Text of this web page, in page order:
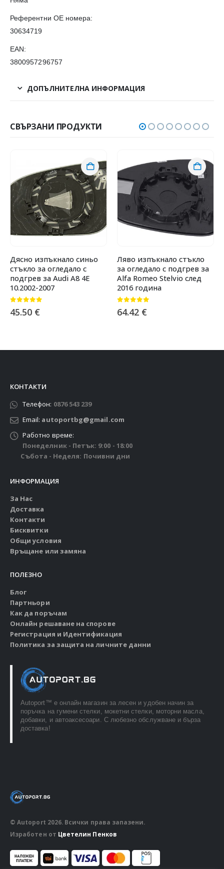
Референтни OE номера:
30634719
EAN:
3800957296757
ДОПЪЛНИТЕЛНА ИНФОРМАЦИЯ
СВЪРЗАНИ ПРОДУКТИ
Дясно изпъкнало синьо
стъкло за огледало с
подгрев за Audi A8 4E
10.2002-2007
45.50 €
Ляво изпъкнало стъкло
за огледало с подгрев за
Alfa Romeo Stelvio след
2016 година
64.42 €
КОНТАКТИ
Телефон: 0876 543 239
Email: autoportbg@gmail.com
Работно време:
Понеделник - Петък: 9:00 - 18:00
Събота - Неделя: Почивни дни
ИНФОРМАЦИЯ
За Нас
Доставка
Контакти
Бисквитки
Общи условия
Връщане или замяна
ПОЛЕЗНО
Блог
Партньори
Как да поръчам
Онлайн решаване на спорове
Регистрация и Идентификация
Политика за защита на личните данни
Autoport™ e онлайн магазин за лесен и удобен начин за
поръчка на гумени стелки, мокетни стелки, моторни масла,
добавки, и автоаксесоари. С любезно обслужване и бърза
доставка!
© Autoport 2026. Всички права запазени.
Изработен от Цветелин Пенков